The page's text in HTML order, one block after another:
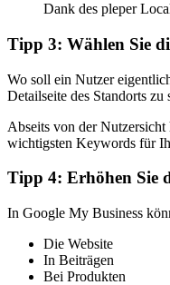
Dank des pleper
Tipp 3: Wählen Sie
Wo soll ein Nutzer
Detailseite des Standorts zu
Abseits von der Nutzersicht
wichtigsten Keywords für
Tipp 4: Erhöhen Sie
In Google My Business
Die Website
In Beiträgen
Bei Produkten